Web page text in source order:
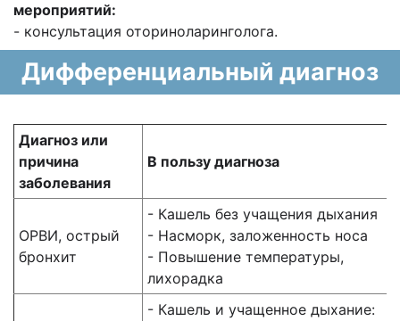
мероприятий:
- консультация оториноларинголога.
Дифференциальный диагноз
Диагноз или
причина
заболевания
В пользу диагноза
ОРВИ, острый
бронхит
- Кашель без учащения дыхания
- Насморк, заложенность носа
- Повышение температуры,
лихорадка
- Кашель и учащенное дыхание: